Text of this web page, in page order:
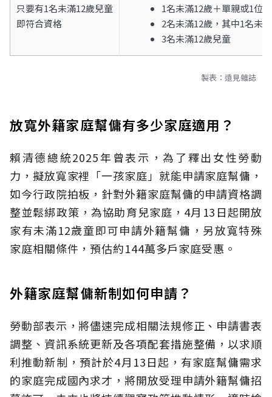
只要有1名未滿12歲兒童
即符合資格
1名未滿12歲＋單親或1位
2名未滿12歲，其中1名未
3名未滿12歲兒童
製表：遠見雜誌
放寬外籍家庭幫傭有多少家庭適用？
賴清德總統2025年曾表示，為了釋出女性勞動
力，擬放寬家裡「一孩家庭」就能申請家庭幫傭，
如今行政院拍板，針對外籍家庭幫傭的申請資格調
整並鬆綁政策，為協助育兒家庭，4月13日起開放
家有未滿12歲童即可申請外籍幫傭，另放寬特殊
家庭相關條件，預估約144萬多戶家庭受惠。
外籍家庭幫傭新制如何申請？
勞動部表示，將儘速完成相關法規修正、申請書表
調整、資訊系統更新及各項配套措施整備，以求順
利推動新制，預計於4月13日起，有家庭幫傭需求
的家庭完成國內求才，將開放受理申請外籍幫傭招